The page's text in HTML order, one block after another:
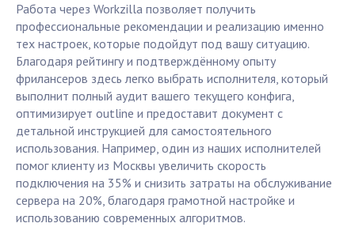
Работа через Workzilla позволяет получить
профессиональные рекомендации и реализацию именно
тех настроек, которые подойдут под вашу ситуацию.
Благодаря рейтингу и подтверждённому опыту
фрилансеров здесь легко выбрать исполнителя, который
выполнит полный аудит вашего текущего конфига,
оптимизирует outline и предоставит документ с
детальной инструкцией для самостоятельного
использования. Например, один из наших исполнителей
помог клиенту из Москвы увеличить скорость
подключения на 35% и снизить затраты на обслуживание
сервера на 20%, благодаря грамотной настройке и
использованию современных алгоритмов.